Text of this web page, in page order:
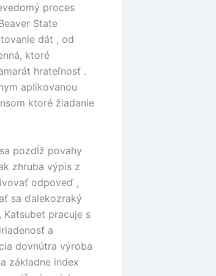
proces
State
dát , od
ktoré
hrateľnosť .
aplikovanou
ktoré žiadanie
pozdĺž povahy
zhruba výpis z
odpoveď ,
sa ďalekozraký
pracuje s
a
dovnútra výroba
základne index